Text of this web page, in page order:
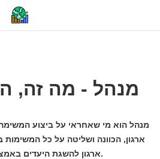
מנהל - מה זה,
מנהל הוא מי שאחראי על ביצוע
ארגון, הכוונה ושליטה על כל
ארגון להשגת היעדים באמצעות שימוש יעיל במשאבים.